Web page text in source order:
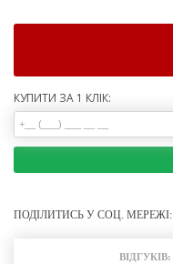
КУПИТИ ЗА 1 КЛІК:
ПОДІЛИТИСЬ У СОЦ. МЕРЕЖІ:
ВІДГУКІВ: